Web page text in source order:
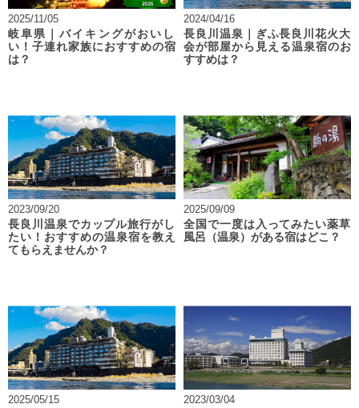
2025/11/05
岐阜県｜バイキングがおいし
い！子連れ家族におすすめの宿
は？
2024/04/16
長良川温泉｜ぎふ長良川花火大
会が部屋から見える温泉宿のお
すすめは？
2023/09/20
長良川温泉でカップル旅行がし
たい！おすすめの温泉宿を教え
てもらえませんか？
2025/09/09
全国で一度は入ってみたい薬草
風呂（温泉）がある宿はどこ？
2025/05/15
2023/03/04